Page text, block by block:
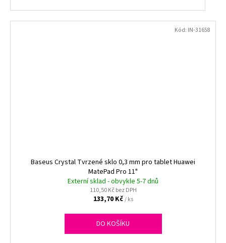
Baseus Crystal Tvrzené sklo 0,3 mm pro tablet Huawei
MatePad Pro 11"
Externí sklad - obvykle 5-7 dnů
110,50 Kč bez DPH
133,70 Kč/ ks
DO KOŠÍKU
Kód: IN-31658